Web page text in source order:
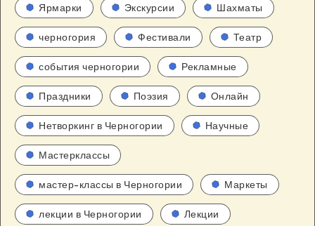
Ярмарки Экскурсии Шахматы
черногория Фестивали Театр
события черногории Рекламные
Праздники Поэзия Онлайн
Нетворкинг в Черногории Научные
Мастерклассы
мастер-классы в Черногории Маркеты
лекции в Черногории Лекции